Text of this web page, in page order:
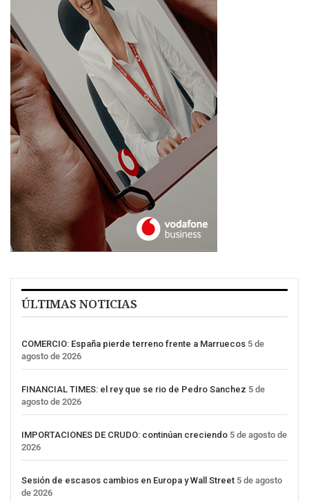
ÚLTIMAS NOTICIAS
COMERCIO: España pierde terreno frente a Marruecos 5 de
agosto de 2026
FINANCIAL TIMES: el rey que se rio de Pedro Sanchez 5 de
agosto de 2026
IMPORTACIONES DE CRUDO: continúan creciendo 5 de agosto de
2026
Sesión de escasos cambios en Europa y Wall Street 5 de agosto
de 2026